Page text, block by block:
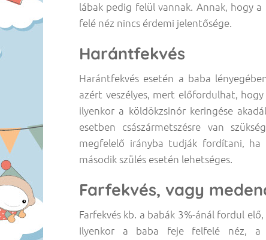
lábak pedig felül vannak. Annak, hogy
felé néz nincs érdemi jelentősége.
Harántfekvés
Harántfekvés esetén a baba
azért veszélyes, mert előfordulhat,
ilyenkor a köldökzsinór keringése
esetben császármetszésre van
megfelelő irányba tudják fordítani,
második szülés esetén lehetséges.
Farfekvés, vagy
Farfekvés kb. a babák 3%-ánál fordul
Ilyenkor a baba feje felfelé néz, a